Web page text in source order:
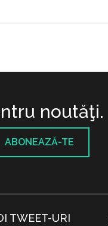
noutăţi.
ABONEAZĂ-TE
TWEET-URI